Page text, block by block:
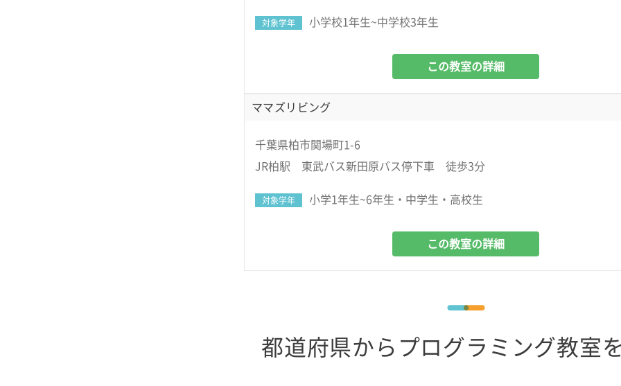
対象学年 小学校1年生~中学校3年生
この教室の詳細
ママズリビング
千葉県柏市関場町1-6
JR柏駅 東武バス新田原バス停下車 徒歩3分
対象学年 小学1年生~6年生・中学生・高校生
この教室の詳細
都道府県からプログラミング教室